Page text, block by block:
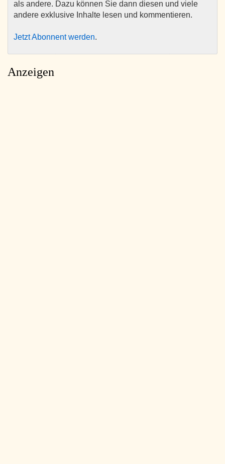
als andere. Dazu können Sie dann diesen und viele
andere exklusive Inhalte lesen und kommentieren.
Jetzt Abonnent werden.
Anzeigen